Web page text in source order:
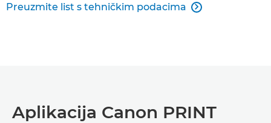
Preuzmite list s tehničkim podacima 
Aplikacija Canon PRINT